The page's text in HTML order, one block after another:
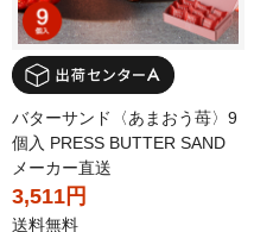
バターサンド〈あまおう苺〉9
個入 PRESS BUTTER SAND
メーカー直送
3,511円
送料無料